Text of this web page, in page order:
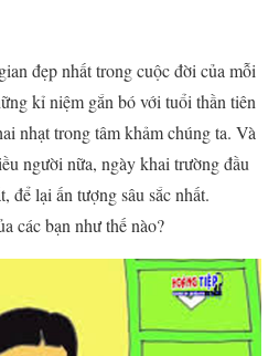
đẹp nhất trong cuộc đời của mỗi
kỉ niệm gắn bó với tuổi thần tiên
nhạt trong tâm khảm chúng ta. Và
người nữa, ngày khai trường đầu
để lại ấn tượng sâu sắc nhất.
các bạn như thế nào?